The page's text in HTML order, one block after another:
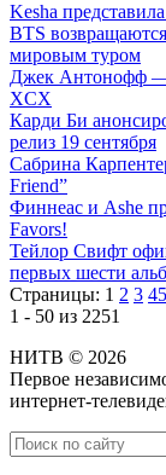
Kesha
BTS
мировым туром
Джек Антонофф —
XCX
Карди Би
релиз 19 сентября
Сабрина
Friend”
Финнеас и Ashe
Favors!
Тейлор Свифт
первых шести
Страницы: 1 2 3 45
1 - 50 из 2251
НИТВ © 2026
Первое
интернет-